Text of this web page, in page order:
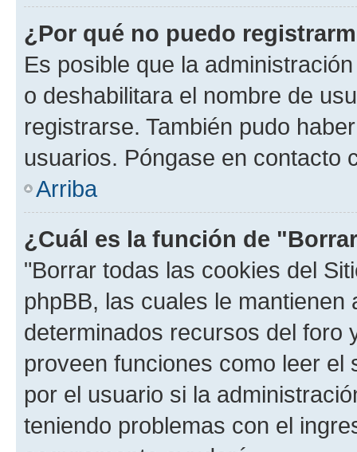
¿Por qué no puedo
Es posible que la
o deshabilitara el nombre de
registrarse. También pudo
usuarios. Póngase en contacto
Arriba
¿Cuál es la función de
"Borrar todas las cookies del
phpBB, las cuales le
determinados recursos del foro
proveen funciones como leer el
por el usuario si la
teniendo problemas con el